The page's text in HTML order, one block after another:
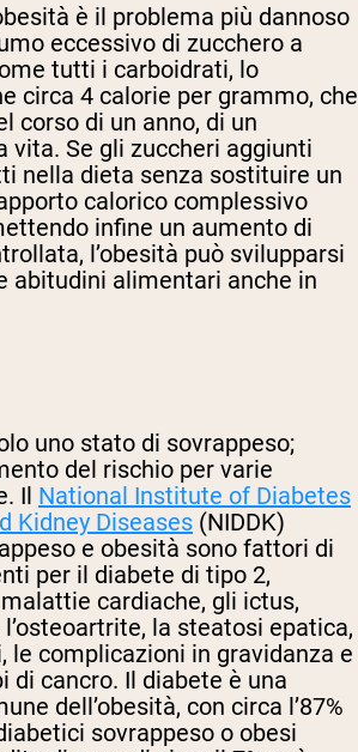
è il problema più dannoso
eccessivo di zucchero a
tutti i carboidrati, lo
circa 4 calorie per grammo, che
corso di un anno, di un
vita. Se gli zuccheri aggiunti
nella dieta senza sostituire un
calorico complessivo
infine un aumento di
l’obesità può svilupparsi
abitudini alimentari anche in
uno stato di sovrappeso;
del rischio per varie
Il National Institute of Diabetes
Kidney Diseases (NIDDK)
e obesità sono fattori di
per il diabete di tipo 2,
cardiache, gli ictus,
l’osteoartrite, la steatosi epatica,
le complicazioni in gravidanza e
di cancro. Il diabete è una
dell’obesità, con circa l’87%
sovrappeso o obesi